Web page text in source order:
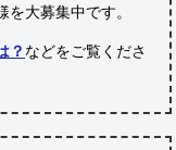
を大募集中です。
？ などをご覧くださ